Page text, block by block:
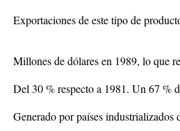
Exportaciones de este tipo de
Millones de dólares en 1989, lo que
Del 30 % respecto a 1981. Un 67 %
Generado por países industrializados